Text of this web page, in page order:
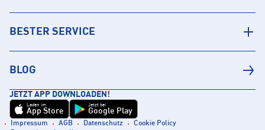
BESTER SERVICE
BLOG
JETZT APP DOWNLOADEN!
Laden im
App Store
Jetzt bei
Google Play
Impressum AGB Datenschutz
Cookie Policy